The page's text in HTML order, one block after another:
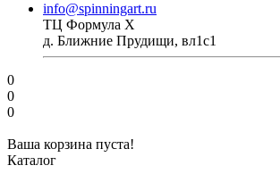
info@spinningart.ru
ТЦ Формула X
д. Ближние Прудищи, вл1с1
0
0
0
Ваша корзина пуста!
Каталог